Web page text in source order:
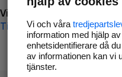
Vi beklagar besväret!
Till startsidan
Vi och våra
information med hjälp
enhetsidentifierare då
av informationen kan vi
tjänster.